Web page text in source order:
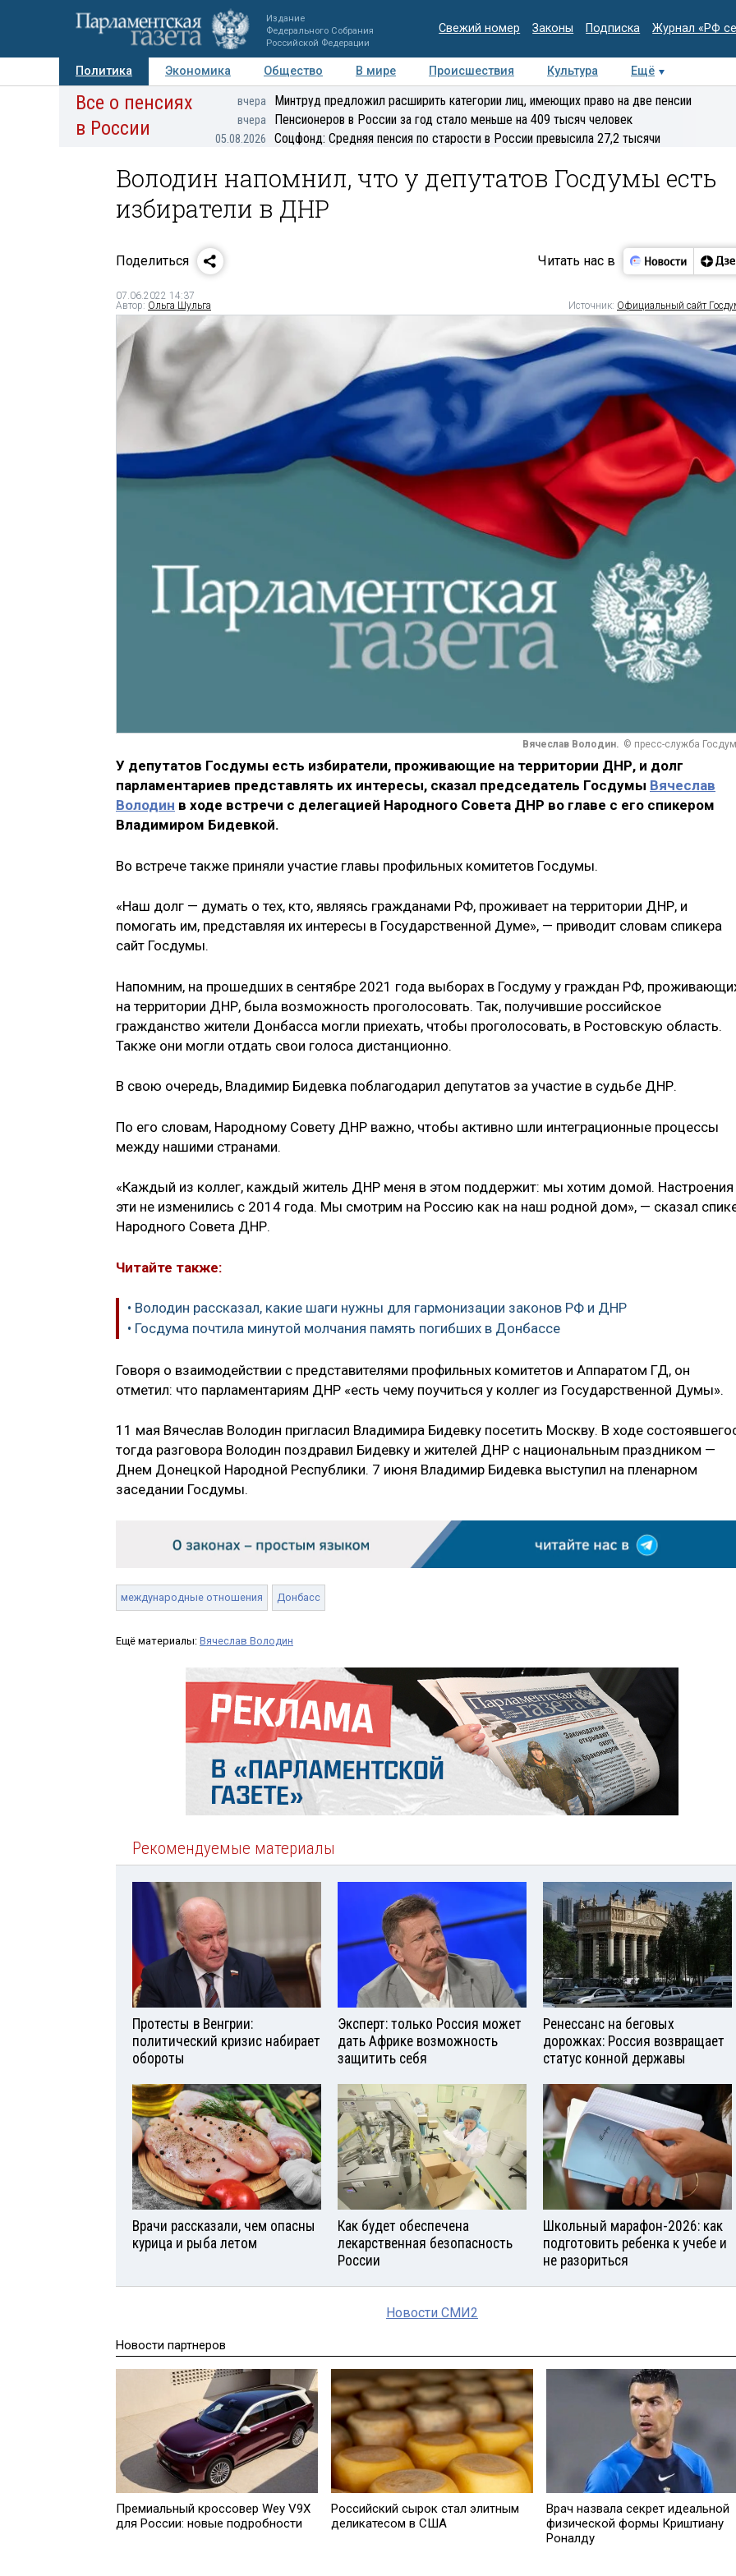
Издание
Федерального Собрания
Российской Федерации
Свежий номер Законы Подписка Журнал «РФ
Политика Экономика Общество В мире Происшествия Культура
Ещё
Авторы Персоны Мнения Регионы Медиацентр Интервью Колумнисты
Все о пенсиях
в России
вчера Минтруд предложил расширить категории лиц, имеющих право на две пенсии
вчера Пенсионеров в России за год стало меньше на 409 тысяч человек
05.08.2026 Соцфонд: Средняя пенсия по старости в России превысила 27,2 тысячи
Володин напомнил, что у депутатов Госдумы есть
избиратели в ДНР
Поделиться Читать нас в
07.06.2022 14:37
Автор: Ольга Шульга Источник: Официальный сайт
Вячеслав Володин. © пресс-служба
У депутатов Госдумы есть избиратели, проживающие на территории ДНР, и долг
парламентариев представлять их интересы, сказал председатель Госдумы Вячеслав
Володин в ходе встречи с делегацией Народного Совета ДНР во главе с его спикером
Владимиром Бидевкой.
Во встрече также приняли участие главы профильных комитетов Госдумы.
«Наш долг — думать о тех, кто, являясь гражданами РФ, проживает на территории ДНР, и
помогать им, представляя их интересы в Государственной Думе», — приводит словам спикера
сайт Госдумы.
Напомним, на прошедших в сентябре 2021 года выборах в Госдуму у граждан РФ,
на территории ДНР, была возможность проголосовать. Так, получившие российское
гражданство жители Донбасса могли приехать, чтобы проголосовать, в Ростовскую область.
Также они могли отдать свои голоса дистанционно.
В свою очередь, Владимир Бидевка поблагодарил депутатов за участие в судьбе ДНР.
По его словам, Народному Совету ДНР важно, чтобы активно шли интеграционные процессы
между нашими странами.
«Каждый из коллег, каждый житель ДНР меня в этом поддержит: мы хотим домой. Настроения
эти не изменились с 2014 года. Мы смотрим на Россию как на наш родной дом», — сказал
Народного Совета ДНР.
Читайте также:
• Володин рассказал, какие шаги нужны для гармонизации законов РФ и ДНР
• Госдума почтила минутой молчания память погибших в Донбассе
Говоря о взаимодействии с представителями профильных комитетов и Аппаратом ГД, он
отметил: что парламентариям ДНР «есть чему поучиться у коллег из Государственной Думы».
11 мая Вячеслав Володин пригласил Владимира Бидевку посетить Москву. В ходе
тогда разговора Володин поздравил Бидевку и жителей ДНР с национальным праздником —
Днем Донецкой Народной Республики. 7 июня Владимир Бидевка выступил на пленарном
заседании Госдумы.
международные отношения Донбасс
Ещё материалы: Вячеслав Володин
Рекомендуемые материалы
Протесты в Венгрии:
политический кризис набирает
обороты
Эксперт: только Россия может
дать Африке возможность
защитить себя
Ренессанс на беговых
дорожках: Россия возвращает
статус конной державы
Врачи рассказали, чем опасны
курица и рыба летом
Как будет обеспечена
лекарственная безопасность
России
Школьный марафон-2026: как
подготовить ребенка к учебе и
не разориться
Новости СМИ2
Новости партнеров
Премиальный кроссовер Wey V9X
для России: новые подробности
Российский сырок стал элитным
деликатесом в США
Врач назвала секрет идеальной
физической формы Криштиану
Роналду